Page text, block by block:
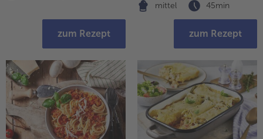
zum Rezept
mittel 45min
zum Rezept